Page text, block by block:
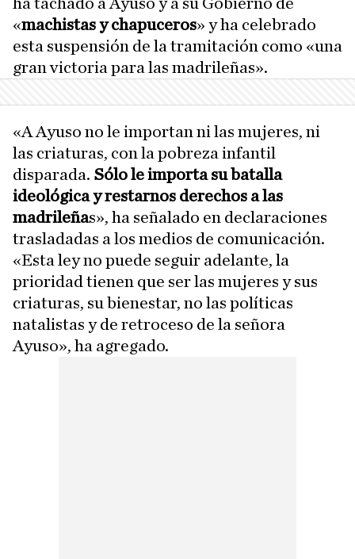
«machistas y chapuceros» y ha celebrado
esta suspensión de la tramitación como «una
gran victoria para las madrileñas».
«A Ayuso no le importan ni las mujeres, ni
las criaturas, con la pobreza infantil
disparada. Sólo le importa su batalla
ideológica y restarnos derechos a las
madrileñas», ha señalado en declaraciones
trasladadas a los medios de comunicación.
«Esta ley no puede seguir adelante, la
prioridad tienen que ser las mujeres y sus
criaturas, su bienestar, no las políticas
natalistas y de retroceso de la señora
Ayuso», ha agregado.